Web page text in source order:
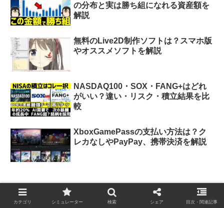
の分布と実は勝ち組になれる資産額を
解説
無料のLive2D制作ソフトは？スマホ版
やオススメソフトを解説
NASDAQ100・SOX・FANG+はどれ
がいい？違い・リスク・積立結果を比
較
XboxGamePassの支払い方法は？ク
レカなしやPayPay、携帯決済を解説
フォローもお願いします
カテゴリ シミュレーター 検索 シェア 目次・関連記事